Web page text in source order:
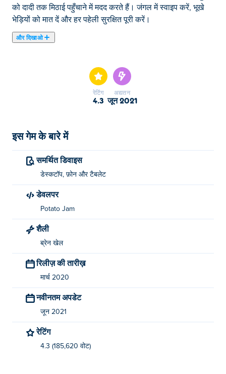
को दादी तक मिठाई पहुँचाने में मदद करते हैं। जंगल में स्वाइप करें, भूखे
भेड़ियों को मात दें और हर पहेली सुरक्षित पूरी करें।
और दिखाओ
रेटिंग
4.3
अद्यतन
जून 2021
इस गेम के बारे में
समर्थित डिवाइस
डेस्कटॉप, फ़ोन और टैबलेट
डेवलपर
Potato Jam
शैली
ब्रेन खेल
रिलीज़ की तारीख़
मार्च 2020
नवीनतम अपडेट
जून 2021
रेटिंग
4.3 (185,620 वोट)